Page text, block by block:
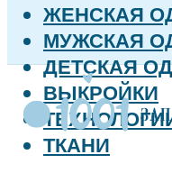
ЖЕНСКАЯ
МУЖСКАЯ
ДЕТСКАЯ
ВЫКРОЙКИ
ТКАНИ